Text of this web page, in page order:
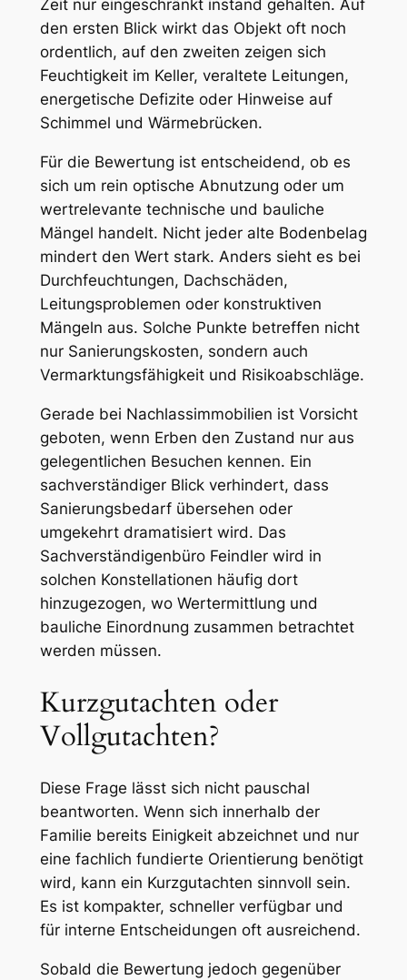
Zeit nur eingeschränkt instand gehalten. Auf
den ersten Blick wirkt das Objekt oft noch
ordentlich, auf den zweiten zeigen sich
Feuchtigkeit im Keller, veraltete Leitungen,
energetische Defizite oder Hinweise auf
Schimmel und Wärmebrücken.
Für die Bewertung ist entscheidend, ob es
sich um rein optische Abnutzung oder um
wertrelevante technische und bauliche
Mängel handelt. Nicht jeder alte Bodenbelag
mindert den Wert stark. Anders sieht es bei
Durchfeuchtungen, Dachschäden,
Leitungsproblemen oder konstruktiven
Mängeln aus. Solche Punkte betreffen nicht
nur Sanierungskosten, sondern auch
Vermarktungsfähigkeit und Risikoabschläge.
Gerade bei Nachlassimmobilien ist Vorsicht
geboten, wenn Erben den Zustand nur aus
gelegentlichen Besuchen kennen. Ein
sachverständiger Blick verhindert, dass
Sanierungsbedarf übersehen oder
umgekehrt dramatisiert wird. Das
Sachverständigenbüro Feindler wird in
solchen Konstellationen häufig dort
hinzugezogen, wo Wertermittlung und
bauliche Einordnung zusammen betrachtet
werden müssen.
Kurzgutachten oder
Vollgutachten?
Diese Frage lässt sich nicht pauschal
beantworten. Wenn sich innerhalb der
Familie bereits Einigkeit abzeichnet und nur
eine fachlich fundierte Orientierung benötigt
wird, kann ein Kurzgutachten sinnvoll sein.
Es ist kompakter, schneller verfügbar und
für interne Entscheidungen oft ausreichend.
Sobald die Bewertung jedoch gegenüber